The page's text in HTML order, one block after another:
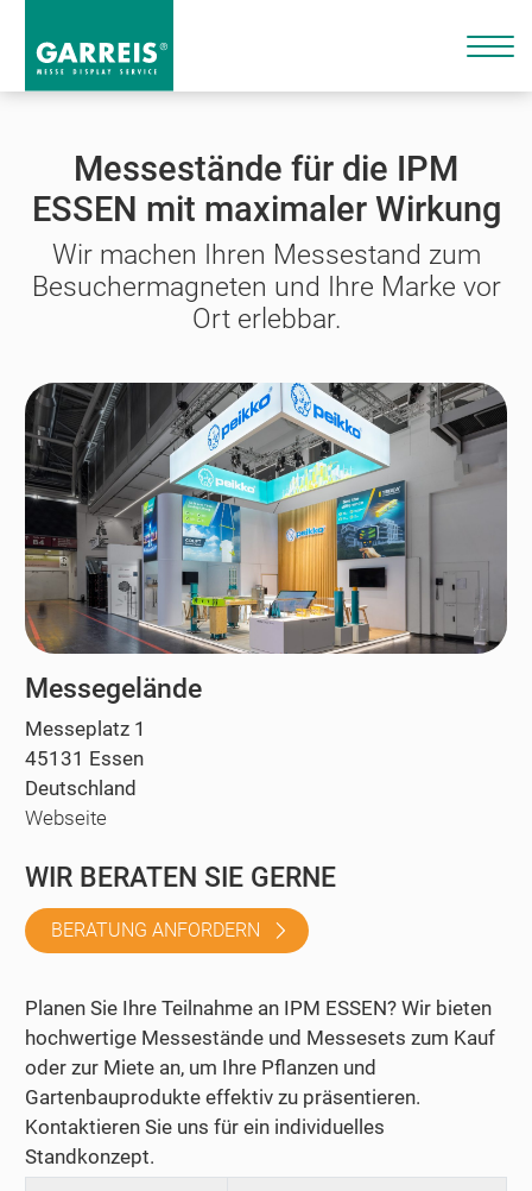
Messestände für die IPM
ESSEN mit maximaler Wirkung
Wir machen Ihren Messestand zum
Besuchermagneten und Ihre Marke vor
Ort erlebbar.
Messegelände
Messeplatz 1
45131 Essen
Deutschland
Webseite
WIR BERATEN SIE GERNE
BERATUNG ANFORDERN
Planen Sie Ihre Teilnahme an IPM ESSEN? Wir bieten
hochwertige Messestände und Messesets zum Kauf
oder zur Miete an, um Ihre Pflanzen und
Gartenbauprodukte effektiv zu präsentieren.
Kontaktieren Sie uns für ein individuelles
Standkonzept.